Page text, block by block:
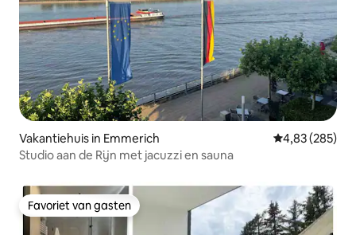
Vakantiehuis in Emmerich Gemiddelde
4,83 (285)
Studio aan de Rijn met jacuzzi en sauna
Favoriet van gasten
Favoriet van gasten